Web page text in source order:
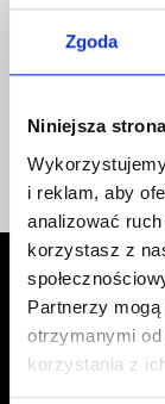
Zgoda
Niniejsza
i reklam, aby
analizować
korzystasz z
Partnerzy
otrzymanymi
korzystania z
Pomagam
strategię, stres